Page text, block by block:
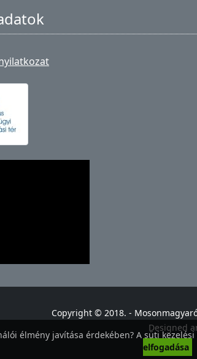
élmény javítása érdekében? A süti
elfogadása
Copyright © 2018. -
Designed